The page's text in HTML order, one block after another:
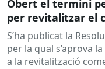
Obert el termini
per revitalitzar el
i eixos comercials
S’ha publicat la
per la qual s’aprova
a la revitalització